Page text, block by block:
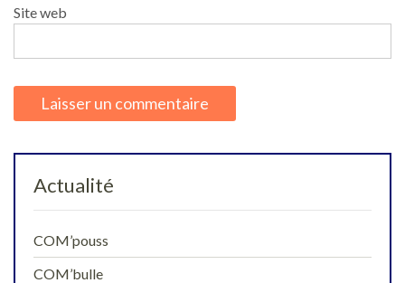
Site web
Actualité
COM’pouss
COM’bulle